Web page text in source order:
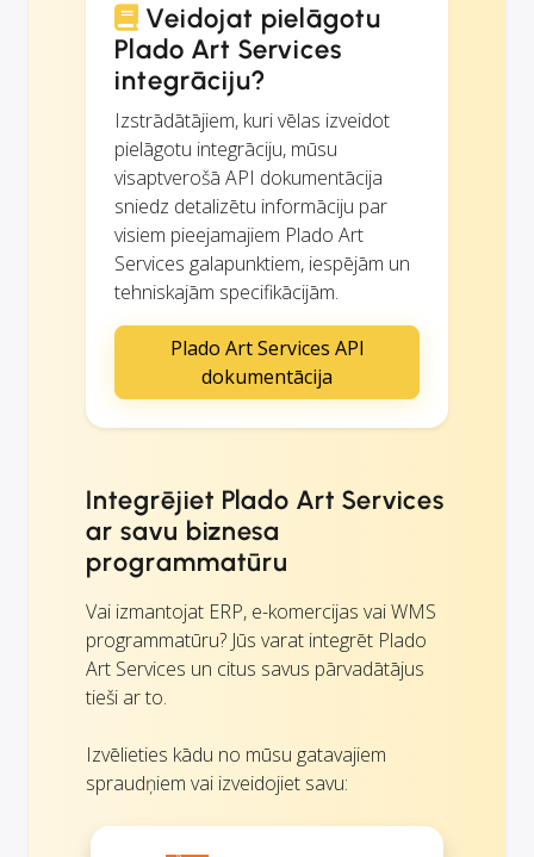
Veidojat pielāgotu
Plado Art Services
integrāciju?
Izstrādātājiem, kuri vēlas izveidot
pielāgotu integrāciju, mūsu
visaptverošā API dokumentācija
sniedz detalizētu informāciju par
visiem pieejamajiem Plado Art
Services galapunktiem, iespējām un
tehniskajām specifikācijām.
Plado Art Services API
dokumentācija
Integrējiet Plado Art Services
ar savu biznesa
programmatūru
Vai izmantojat ERP, e-komercijas vai WMS
programmatūru? Jūs varat integrēt Plado
Art Services un citus savus pārvadātājus
tieši ar to.
Izvēlieties kādu no mūsu gatavajiem
spraudņiem vai izveidojiet savu: